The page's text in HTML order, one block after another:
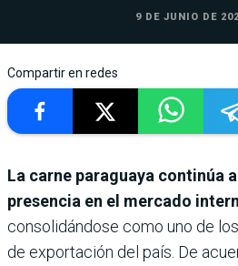
9 DE JUNIO DE
Compartir en redes
La carne paraguaya continúa
presencia en el mercado
consolidándose como uno de
de exportación del país. De